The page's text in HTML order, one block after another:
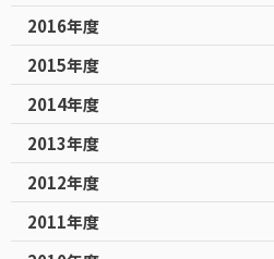
2016年度
2015年度
2014年度
2013年度
2012年度
2011年度